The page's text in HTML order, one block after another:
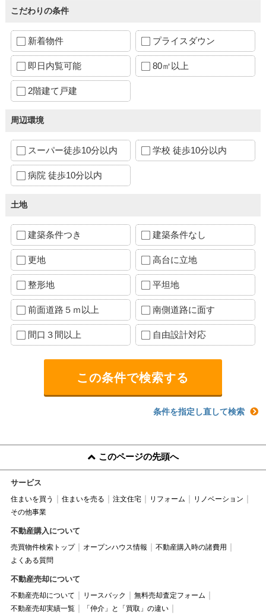
こだわりの条件
新着物件 プライスダウン
即日内覧可能 80㎡以上
2階建て戸建
周辺環境
スーパー徒歩10分以内 学校 徒歩10分以内
病院 徒歩10分以内
土地
建築条件つき 建築条件なし
更地 高台に立地
整形地 平坦地
前面道路５ｍ以上 南側道路に面す
間口３間以上 自由設計対応
条件を指定し直して検索
このページの先頭へ
サービス
住まいを買う 住まいを売る 注文住宅 リフォーム
リノベーション
その他事業
不動産購入について
売買物件検索トップ オープンハウス情報
不動産購入時の諸費用
よくある質問
不動産売却について
不動産売却について リースバック
無料売却査定フォーム
不動産売却実績一覧
「仲介」と「買取」の違い